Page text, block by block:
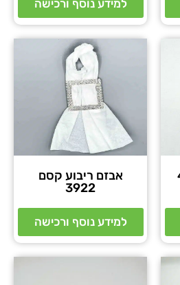
למידע נוסף ורכישה
אבזם ריבוע קסם
3922
למידע נוסף ורכישה